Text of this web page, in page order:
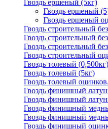
Гвоздь ершеный (5кг)
Гвоздь ершеный
Гвоздь ершеный
Гвоздь строительный
Гвоздь строительный
Гвоздь строительный
Гвоздь строительный
Гвоздь толевый (0,500кг)
Гвоздь толевый (5кг)
Гвоздь толевый оцинков.
Гвоздь финишный
Гвоздь финишный
Гвоздь финишный
Гвоздь финишный
Гвоздь финишный